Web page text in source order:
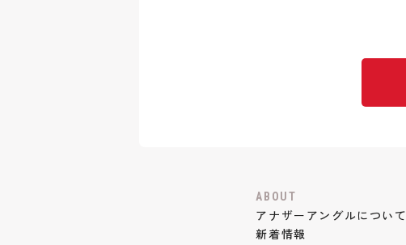
ABOUT
アナザーアングルについて
新着情報